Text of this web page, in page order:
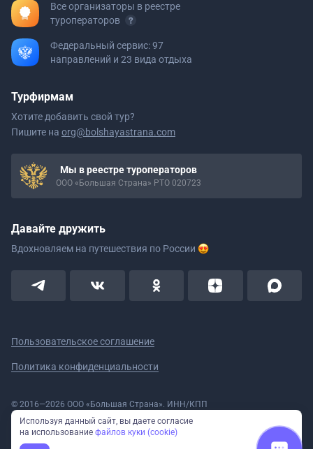
Все организаторы в реестре
туроператоров
Федеральный сервис: 97
направлений и 23 вида отдыха
Турфирмам
Хотите добавить свой тур?
Пишите на org@bolshayastrana.com
Мы в реестре туроператоров
ООО «Большая Страна» РТО 020723
Давайте дружить
Вдохновляем на путешествия по России
Пользовательское соглашение
Политика конфиденциальности
© 2016—2026 ООО «Большая Страна». ИНН/КПП
5908078160/590801001 ОГРН 1185958020533
Номер в реестре Роскомнадзора № 59-18-006319 (Приказ № 321 от
11.10.2018)
Используя данный сайт, вы даете согласие
на использование файлов куки (cookie)